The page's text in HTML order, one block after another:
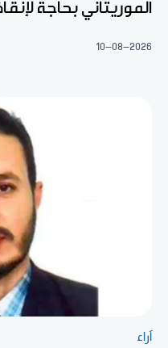
الموريتاني بحاجة
10-08-2026
آراء